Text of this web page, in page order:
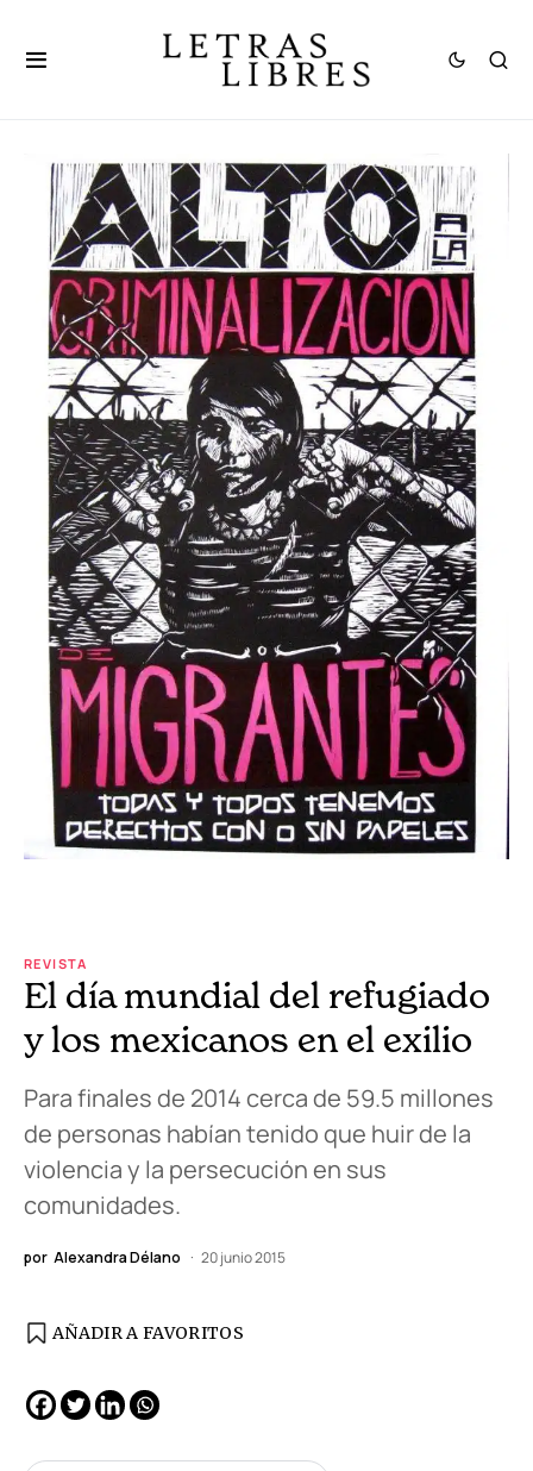
REVISTA
El día mundial del refugiado
y los mexicanos en el exilio
Para finales de 2014 cerca de 59.5 millones
de personas habían tenido que huir de la
violencia y la persecución en sus
comunidades.
por Alexandra Délano 20 junio 2015
AÑADIR A FAVORITOS